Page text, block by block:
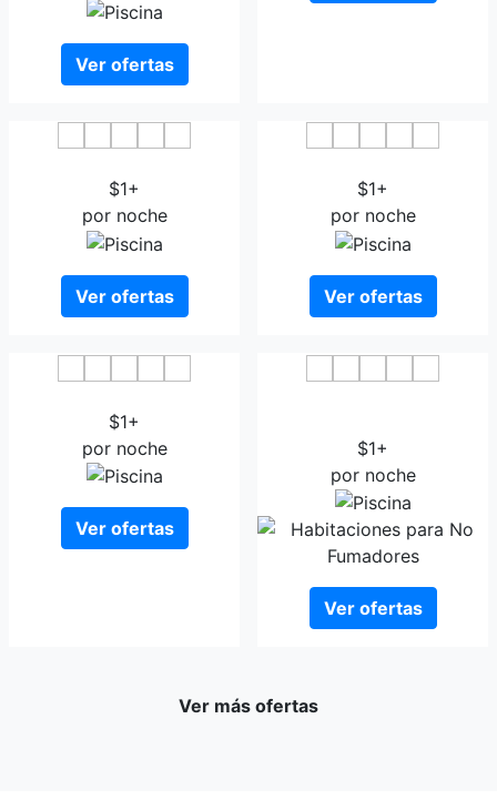
Ver ofertas
$1+
por noche
Ver ofertas
$1+
por noche
Ver ofertas
$1+
por noche
Ver ofertas
$1+
por noche
Ver ofertas
Ver más ofertas